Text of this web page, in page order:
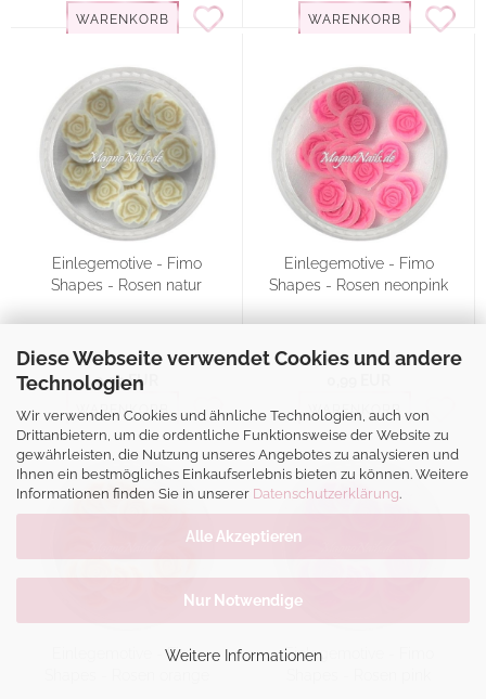
Diese Webseite verwendet Cookies und andere
Technologien
Wir verwenden Cookies und ähnliche Technologien, auch von
Drittanbietern, um die ordentliche Funktionsweise der Website zu
gewährleisten, die Nutzung unseres Angebotes zu analysieren und
Ihnen ein bestmögliches Einkaufserlebnis bieten zu können. Weitere
Informationen finden Sie in unserer Datenschutzerklärung.
Alle Akzeptieren
Nur Notwendige
Weitere Informationen
WARENKORB WARENKORB
Einlegemotive - Fimo
Shapes - Rosen natur
0,99 EUR
WARENKORB
Einlegemotive - Fimo
Shapes - Rosen neonpink
WARENKORB
Einlegemotive - Fimo
Einlegemotive - Fimo